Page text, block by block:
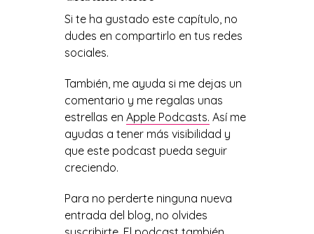
Si te ha gustado este capítulo, no
dudes en compartirlo en tus redes
sociales.
También, me ayuda si me dejas un
comentario y me regalas unas
estrellas en Apple Podcasts. Así me
ayudas a tener más visibilidad y
que este podcast pueda seguir
creciendo.
Para no perderte ninguna nueva
entrada del blog, no olvides